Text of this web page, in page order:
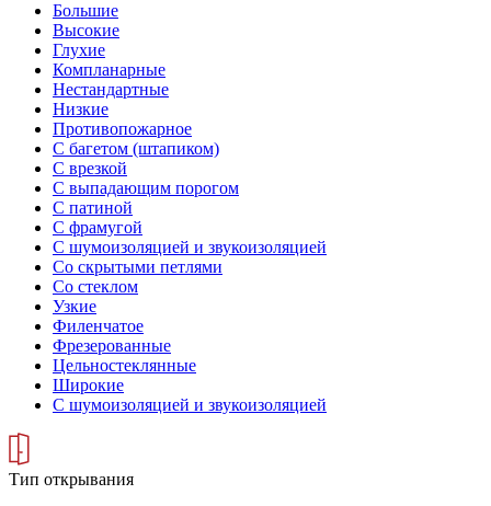
Большие
Высокие
Глухие
Компланарные
Нестандартные
Низкие
Противопожарное
С багетом (штапиком)
С врезкой
С выпадающим порогом
С патиной
С фрамугой
С шумоизоляцией и звукоизоляцией
Со скрытыми петлями
Со стеклом
Узкие
Филенчатое
Фрезерованные
Цельностеклянные
Широкие
С шумоизоляцией и звукоизоляцией
Тип открывания